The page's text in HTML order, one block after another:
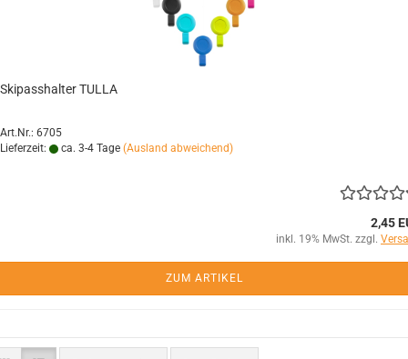
Skipasshalter TULLA
Art.Nr.: 6705
Lieferzeit:
ca. 3-4 Tage (Ausland abweichend)
2,45
inkl. 19% MwSt. zzgl.
ZUM ARTIKEL